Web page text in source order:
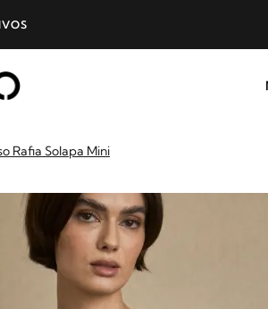
Rafia Solapa Mini